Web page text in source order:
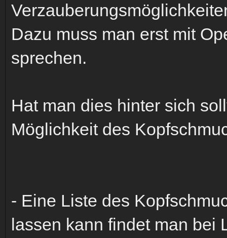
Dazu muss man erst mit
sprechen.
Hat man dies hinter sich
Möglichkeit des
- Eine Liste des
lassen kann findet man bei